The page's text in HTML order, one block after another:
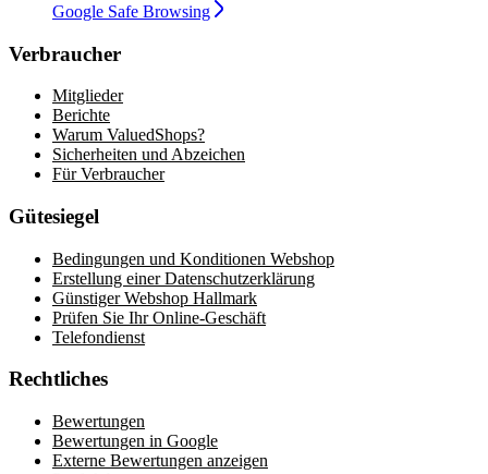
Google Safe Browsing
Verbraucher
Mitglieder
Berichte
Warum ValuedShops?
Sicherheiten und Abzeichen
Für Verbraucher
Gütesiegel
Bedingungen und Konditionen Webshop
Erstellung einer Datenschutzerklärung
Günstiger Webshop Hallmark
Prüfen Sie Ihr Online-Geschäft
Telefondienst
Rechtliches
Bewertungen
Bewertungen in Google
Externe Bewertungen anzeigen